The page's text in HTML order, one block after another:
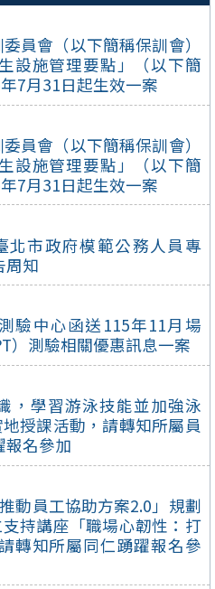
員會（以下簡稱保訓會）
設施管理要點」（以下簡
7月31日起生效一案
員會（以下簡稱保訓會）
設施管理要點」（以下簡
7月31日起生效一案
北市政府模範公務人員專
周知
驗中心函送115年11月場
）測驗相關優惠訊息一案
，學習游泳技能並加強泳
授課活動，請轉知所屬員
報名參加
動員工協助方案2.0」規劃
持講座「職場心韌性：打
轉知所屬同仁踴躍報名參